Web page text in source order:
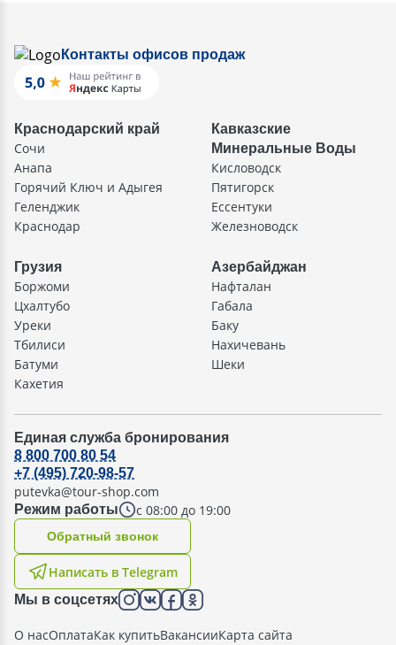
Контакты офисов продаж
Краснодарский край
Сочи
Анапа
Горячий Ключ и Адыгея
Геленджик
Краснодар
Кавказские
Минеральные Воды
Кисловодск
Пятигорск
Ессентуки
Железноводск
Грузия
Боржоми
Цхалтубо
Уреки
Тбилиси
Батуми
Кахетия
Азербайджан
Нафталан
Габала
Баку
Нахичевань
Шеки
Единая служба бронирования
Режим работы с 08:00 до 19:00
8 800 700 80 54
+7 (495) 720-98-57
putevka@tour-shop.com
Написать в Telegram
Oбратный звонок
Мы в соцсетях
О насОплатаКак купитьВакансииКарта сайта